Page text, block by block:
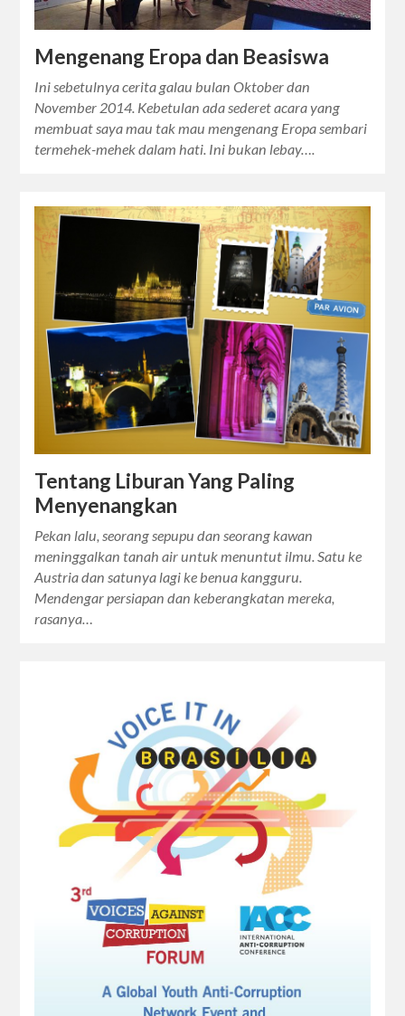
Mengenang Eropa dan Beasiswa
Ini sebetulnya cerita galau bulan Oktober dan
November 2014. Kebetulan ada sederet acara yang
membuat saya mau tak mau mengenang Eropa sembari
termehek-mehek dalam hati. Ini bukan lebay….
Tentang Liburan Yang Paling
Menyenangkan
Pekan lalu, seorang sepupu dan seorang kawan
meninggalkan tanah air untuk menuntut ilmu. Satu ke
Austria dan satunya lagi ke benua kangguru.
Mendengar persiapan dan keberangkatan mereka,
rasanya…